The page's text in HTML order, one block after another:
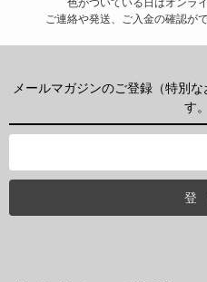
色がついている日はオンラ
ご連絡や発送、ご入金の確認が
メールマガジンのご登録（特別
す